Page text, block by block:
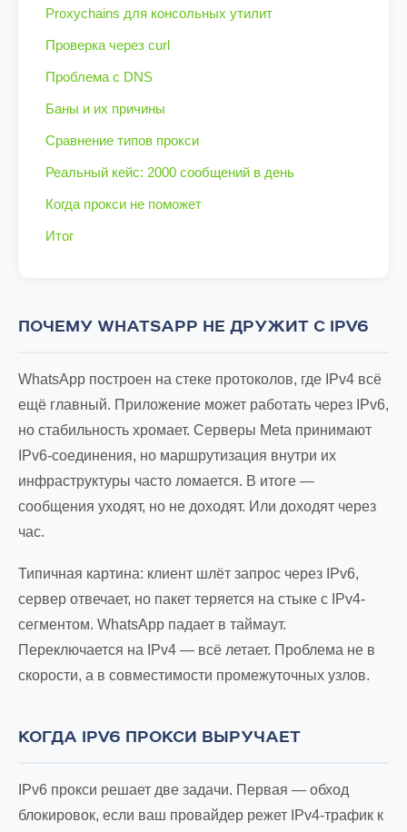
Proxychains для консольных утилит
Проверка через curl
Проблема с DNS
Баны и их причины
Сравнение типов прокси
Реальный кейс: 2000 сообщений в день
Когда прокси не поможет
Итог
ПОЧЕМУ WHATSAPP НЕ ДРУЖИТ С IPV6
WhatsApp построен на стеке протоколов, где IPv4 всё
ещё главный. Приложение может работать через IPv6,
но стабильность хромает. Серверы Meta принимают
IPv6-соединения, но маршрутизация внутри их
инфраструктуры часто ломается. В итоге —
сообщения уходят, но не доходят. Или доходят через
час.
Типичная картина: клиент шлёт запрос через IPv6,
сервер отвечает, но пакет теряется на стыке с IPv4-
сегментом. WhatsApp падает в таймаут.
Переключается на IPv4 — всё летает. Проблема не в
скорости, а в совместимости промежуточных узлов.
КОГДА IPV6 ПРОКСИ ВЫРУЧАЕТ
IPv6 прокси решает две задачи. Первая — обход
блокировок, если ваш провайдер режет IPv4-трафик к